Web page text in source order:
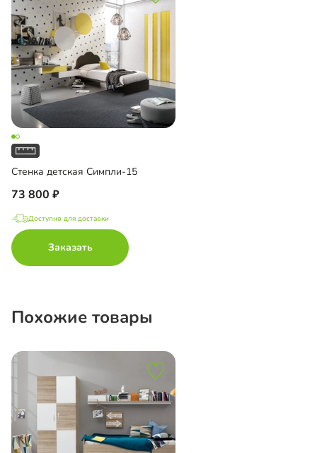
Стенка детская Симпли-15
73 800
Доступно для доставки
Заказать
Похожие товары